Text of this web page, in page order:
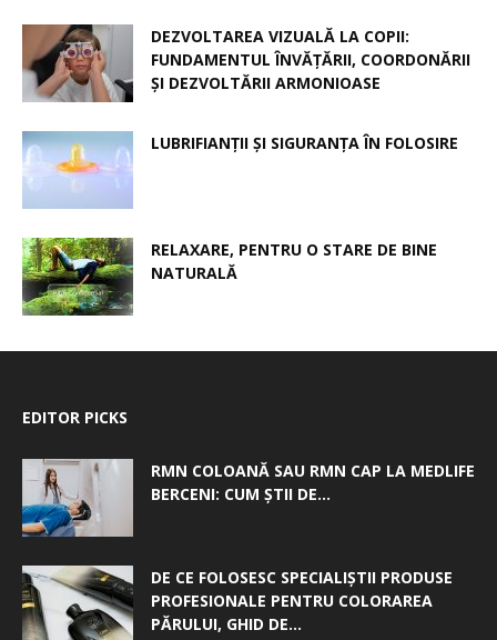
DEZVOLTAREA VIZUALĂ LA COPII:
FUNDAMENTUL ÎNVĂȚĂRII, COORDONĂRII
ȘI DEZVOLTĂRII ARMONIOASE
LUBRIFIANȚII ȘI SIGURANȚA ÎN FOLOSIRE
RELAXARE, PENTRU O STARE DE BINE
NATURALĂ
EDITOR PICKS
RMN COLOANĂ SAU RMN CAP LA MEDLIFE
BERCENI: CUM ȘTII DE...
DE CE FOLOSESC SPECIALIȘTII PRODUSE
PROFESIONALE PENTRU COLORAREA
PĂRULUI, GHID DE...